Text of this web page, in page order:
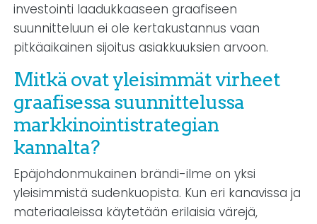
investointi laadukkaaseen graafiseen
suunnitteluun ei ole kertakustannus vaan
pitkäaikainen sijoitus asiakkuuksien arvoon.
Mitkä ovat yleisimmät virheet
graafisessa suunnittelussa
markkinointistrategian
kannalta?
Epäjohdonmukainen brändi-ilme on yksi
yleisimmistä sudenkuopista. Kun eri kanavissa ja
materiaaleissa käytetään erilaisia värejä,